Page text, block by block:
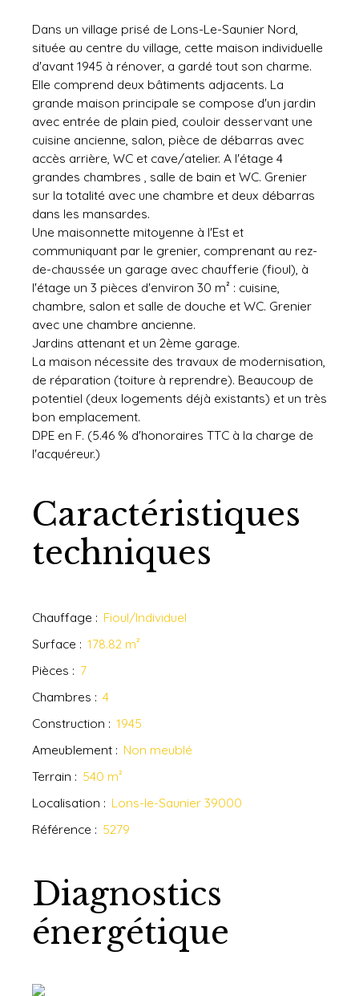
Dans un village prisé de Lons-Le-Saunier Nord,
située au centre du village, cette maison individuelle
d'avant 1945 à rénover, a gardé tout son charme.
Elle comprend deux bâtiments adjacents. La
grande maison principale se compose d'un jardin
avec entrée de plain pied, couloir desservant une
cuisine ancienne, salon, pièce de débarras avec
accès arrière, WC et cave/atelier. A l'étage 4
grandes chambres , salle de bain et WC. Grenier
sur la totalité avec une chambre et deux débarras
dans les mansardes.
Une maisonnette mitoyenne à l'Est et
communiquant par le grenier, comprenant au rez-
de-chaussée un garage avec chaufferie (fioul), à
l'étage un 3 pièces d'environ 30 m² : cuisine,
chambre, salon et salle de douche et WC. Grenier
avec une chambre ancienne.
Jardins attenant et un 2ème garage.
La maison nécessite des travaux de modernisation,
de réparation (toiture à reprendre). Beaucoup de
potentiel (deux logements déjà existants) et un très
bon emplacement.
DPE en F. (5.46 % d'honoraires TTC à la charge de
l'acquéreur.)
Caractéristiques
techniques
Chauffage : Fioul/Individuel
Surface : 178.82 m²
Pièces : 7
Chambres : 4
Construction : 1945
Ameublement : Non meublé
Terrain : 540 m²
Localisation : Lons-le-Saunier 39000
Référence : 5279
Diagnostics
énergétique